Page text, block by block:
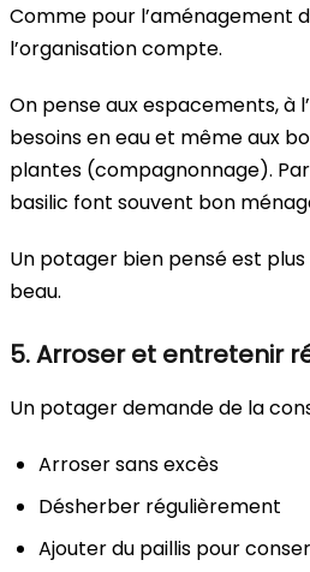
Comme pour l’aménagement
l’organisation compte.
On pense aux espacements, à
besoins en eau et même aux
plantes (compagnonnage).
basilic font souvent bon
Un potager bien pensé est
beau.
5. Arroser et entretenir
Un potager demande de la
Arroser sans excès
Désherber régulièrement
Ajouter du paillis pour